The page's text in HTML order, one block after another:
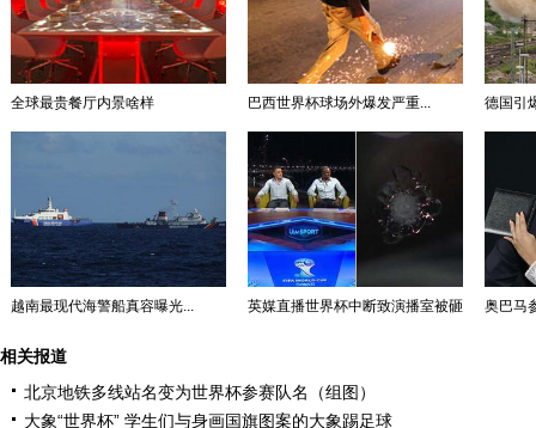
全球最贵餐厅内景啥样 巴西世界杯球场外爆发严重... 德国引
越南最现代海警船真容曝光... 英媒直播世界杯中断致演播室被砸 奥巴马
相关报道
北京地铁多线站名变为世界杯参赛队名（组图）
大象“世界杯” 学生们与身画国旗图案的大象踢足球